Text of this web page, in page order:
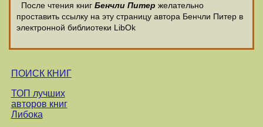
После чтения книг Бенчли Питер желательно
проставить ссылку на эту страницу автора Бенчли Питер в
электронной библиотеки LibOk
ПОИСК КНИГ
ТОП лучших
авторов книг
Либока